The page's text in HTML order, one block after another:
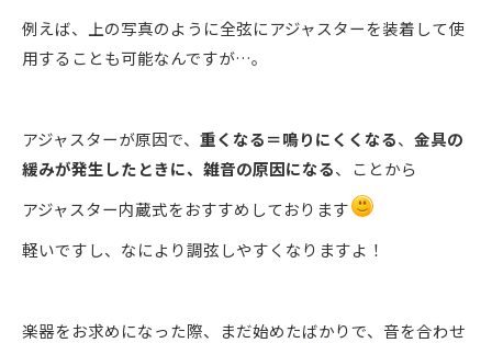
例えば、上の写真のように全弦にアジャスターを装着して使
用することも可能なんですが…。
アジャスターが原因で、 重くなる＝鳴りにくくなる、 金具の
緩みが発生したときに、雑音の原因になる、ことから
アジャスター内蔵式をおすすめしております
軽いですし、なにより調弦しやすくなりますよ！
楽器をお求めになった際、まだ始めたばかりで、音を合わせ